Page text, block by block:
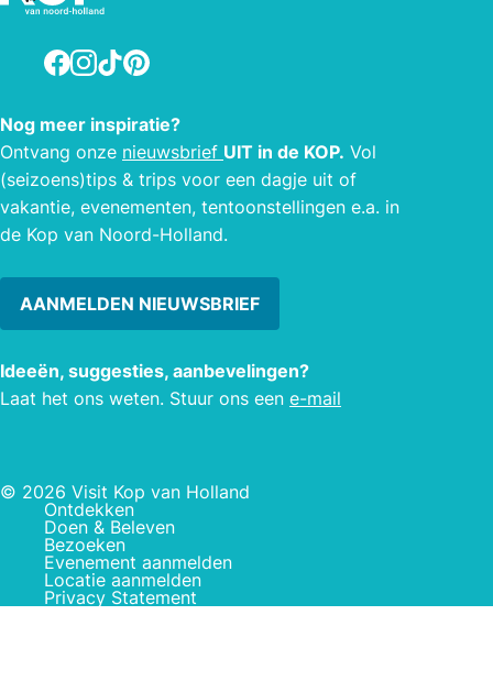
Facebook
Instagram
TikTokPinterest
Nog meer inspiratie?
Ontvang onze nieuwsbrief UIT in de KOP. Vol
(seizoens)tips & trips voor een dagje uit of
vakantie, evenementen, tentoonstellingen e.a. in
de Kop van Noord-Holland.
AANMELDEN NIEUWSBRIEF
Ideeën, suggesties, aanbevelingen?
Laat het ons weten. Stuur ons een e-mail
© 2026 Visit Kop van Holland
Ontdekken
Doen & Beleven
Bezoeken
Evenement aanmelden
Locatie aanmelden
Privacy Statement